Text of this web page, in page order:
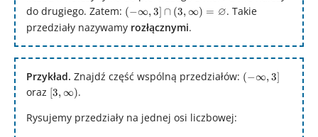
do drugiego. Zatem: (-
\infty,3]\cap
\varnothing
(−∞,3] ∩ (3,∞) = ∅. Takie
przedziały nazywamy rozłącznymi.
Przykład. Znajdź część wspólną przedziałów: (-
(−∞,3]
oraz [3,\infty)
[3,∞).
Rysujemy przedziały na jednej osi liczbowej: